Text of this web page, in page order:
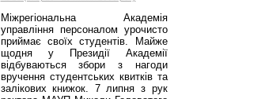
Міжрегіональна Академія
управління персоналом урочисто
приймає своїх студентів. Майже
щодня у Президії Академії
відбуваються збори з нагоди
вручення студентських квитків та
залікових книжок. 7 липня з рук